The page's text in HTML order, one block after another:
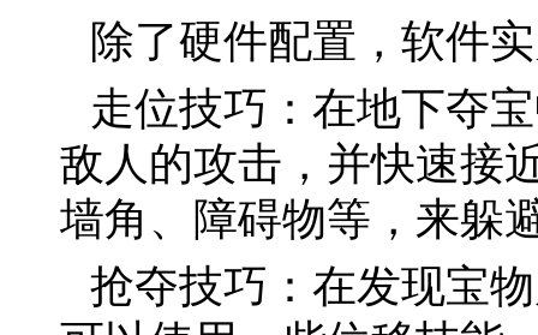
除了硬件配置，软件
走位技巧：在地下夺
敌人的攻击，并快速接
墙角、障碍物等，来躲
抢夺技巧：在发现宝